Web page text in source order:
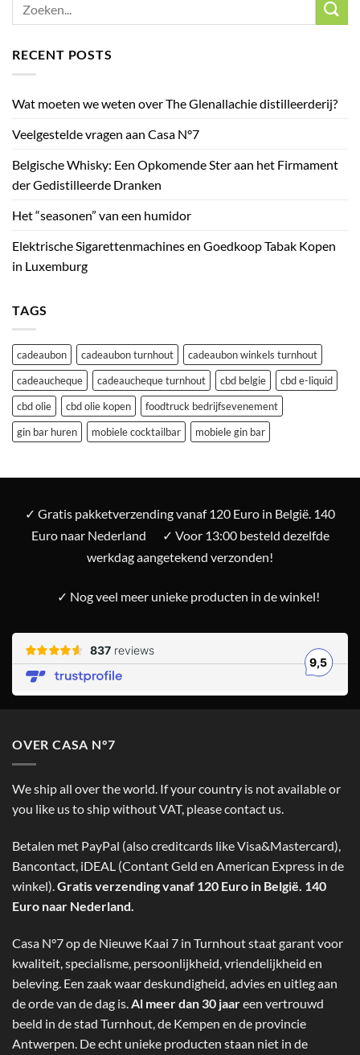
RECENT POSTS
Wat moeten we weten over The Glenallachie distilleerderij?
Veelgestelde vragen aan Casa N°7
Belgische Whisky: Een Opkomende Ster aan het Firmament
der Gedistilleerde Dranken
Het “seasonen” van een humidor
Elektrische Sigarettenmachines en Goedkoop Tabak Kopen
in Luxemburg
TAGS
cadeaubon cadeaubon turnhout
cadeaubon winkels turnhout
cadeaucheque
cadeaucheque turnhout cbd belgie
cbd e-liquid
cbd olie
cbd olie kopen
foodtruck bedrijfsevenement
gin bar huren
mobiele cocktailbar mobiele gin bar
✓ Gratis pakketverzending vanaf 120 Euro in België. 140
Euro naar Nederland
✓ Voor 13:00 besteld dezelfde
werkdag aangetekend verzonden!
✓ Nog veel meer unieke producten in de winkel!
OVER CASA N°7
We ship all over the world. If your country is not available or
you like us to ship without VAT, please contact us.
Betalen met PayPal (also creditcards like Visa&Mastercard),
Bancontact, iDEAL (Contant Geld en American Express in de
winkel). Gratis verzending vanaf 120 Euro in België. 140
Euro naar Nederland.
Casa N°7 op de Nieuwe Kaai 7 in Turnhout staat garant voor
kwaliteit, specialisme, persoonlijkheid, vriendelijkheid en
beleving. Een zaak waar deskundigheid, advies en uitleg aan
de orde van de dag is. Al meer dan 30 jaareen vertrouwd
beeld in de stad Turnhout, de Kempen en de provincie
Antwerpen. De echt unieke producten staan niet in de